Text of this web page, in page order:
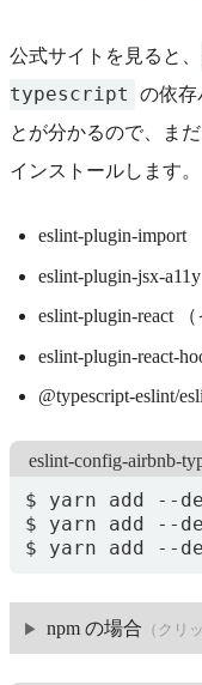
公式サイトを見ると、
typescript
の依存
とが分かるので、ま
インストールします。
eslint-plugin-import
eslint-plugin-jsx-a11y
eslint-plugin-react
eslint-plugin-react-
@typescript-eslint/
eslint-config-airbnb-
$ yarn add --
npm の場合